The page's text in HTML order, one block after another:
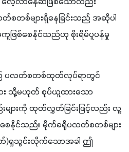
တစ်များရှိနေခြင်းသည် အဆိုပါ
ဖြစ်စေနိုင်သည်ဟု စိုးရိမ်ပူပန်မှု
ပလတ်စတစ်ထုတ်လုပ်ရာတွင်
ား သို့မဟုတ် စုပ်ယူထားသော
များကို ထုတ်လွှတ်ခြင်းဖြင့်လည်း လူ့
စေနိုင်သည်။ မိုက်ခရိုပလတ်စတစ်များ
တ်)ရှုသွင်းလိုက်သောအခါ ဤ